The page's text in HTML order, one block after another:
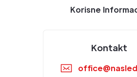
Korisne
Kontakt